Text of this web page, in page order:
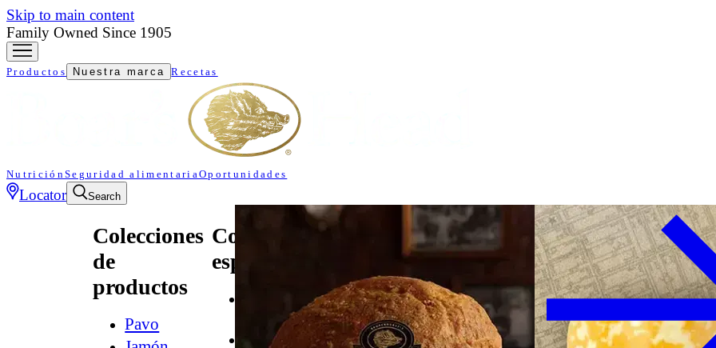
Skip to main content
Family Owned Since 1905
Productos Nuestra marca Recetas
NutriciónSeguridad alimentariaOportunidades
Locator Search
Colecciones
de
productos
Pavo
Colecciones
especializadas
Natural*
Audacia